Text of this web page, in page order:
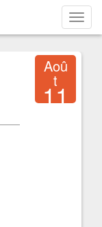
Aoû
t
11